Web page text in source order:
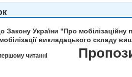
Закону України ''Про
викладацького складу
читанні